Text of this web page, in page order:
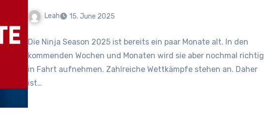
Leah 15. June 2025
Comments
Die Ninja Season 2025 ist bereits ein paar Monate alt. In den
kommenden Wochen und Monaten wird sie aber nochmal richtig
in Fahrt aufnehmen. Zahlreiche Wettkämpfe stehen an. Daher
ist…